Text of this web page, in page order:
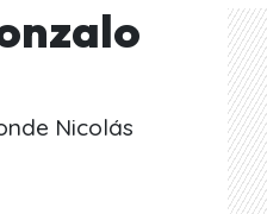
Nicolás